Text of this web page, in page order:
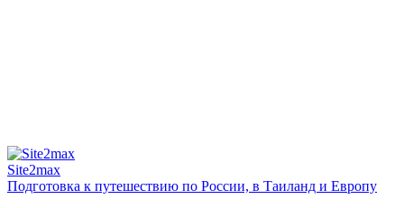
Site2max
Подготовка к путешествию по России, в Таиланд и Европу